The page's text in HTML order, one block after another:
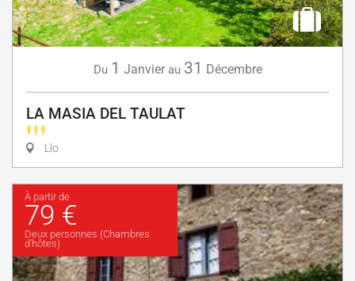
Du 1 Janvier au 31 Décembre
LA MASIA DEL TAULAT
Llo
À partir de
79 €
Deux personnes (Chambres
d'hôtes)